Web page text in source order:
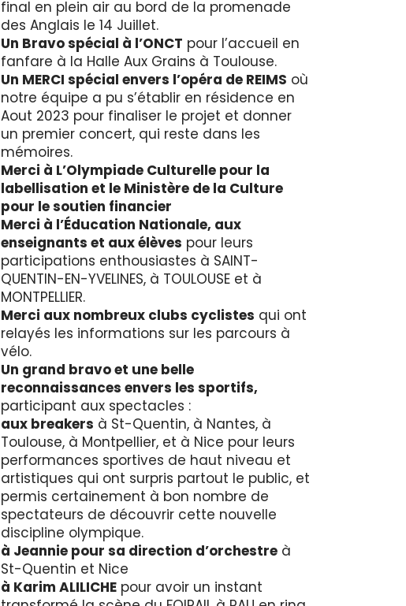
final en plein air au bord de la promenade
des Anglais le 14 Juillet.
Un Bravo spécial à l’ONCT pour l’accueil en
fanfare à la Halle Aux Grains à Toulouse.
Un MERCI spécial envers l’opéra de REIMS où
notre équipe a pu s’établir en résidence en
Aout 2023 pour finaliser le projet et donner
un premier concert, qui reste dans les
mémoires.
Merci à L’Olympiade Culturelle pour la
labellisation et le Ministère de la Culture
pour le soutien financier
Merci à l’Éducation Nationale, aux
enseignants et aux élèves pour leurs
participations enthousiastes à SAINT-
QUENTIN-EN-YVELINES, à TOULOUSE et à
MONTPELLIER.
Merci aux nombreux clubs cyclistes qui ont
relayés les informations sur les parcours à
vélo.
Un grand bravo et une belle
reconnaissances envers les sportifs,
participant aux spectacles :
aux breakers à St-Quentin, à Nantes, à
Toulouse, à Montpellier, et à Nice pour leurs
performances sportives de haut niveau et
artistiques qui ont surpris partout le public, et
permis certainement à bon nombre de
spectateurs de découvrir cette nouvelle
discipline olympique.
à Jeannie pour sa direction d’orchestreà
St-Quentin et Nice
à Karim ALILICHEpour avoir un instant